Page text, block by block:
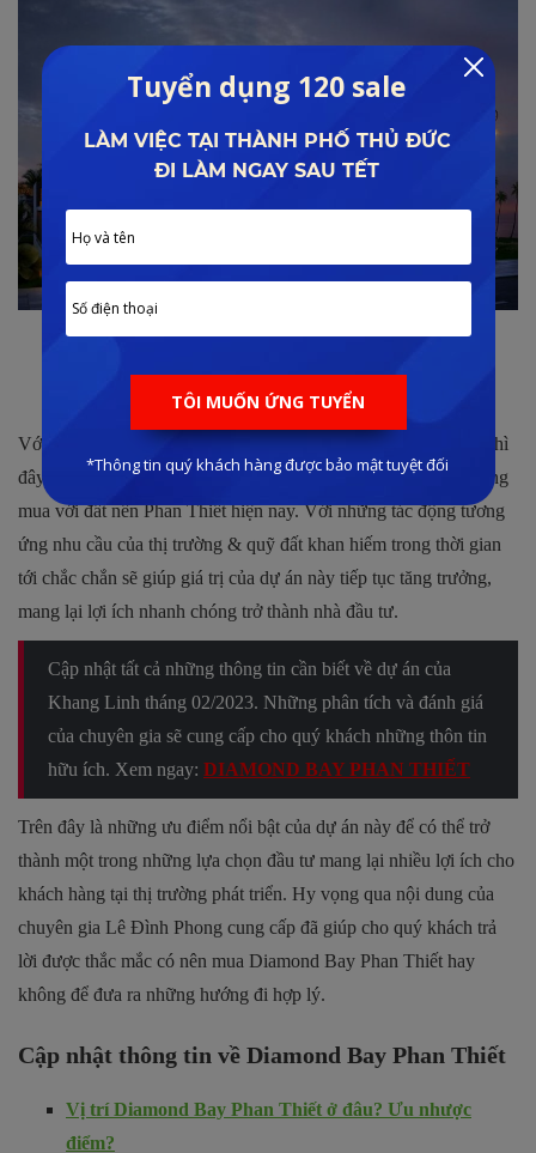
Thiết kế biệt thự Diamond Bay Phan Thiết
Giá bán phù hợp.
Với mức giá bán hiện nay giao động khoảng 13 – 17 triệu/m2 thì
đây là một mức giá rất tốt được nhiều chuyên gia xem là rất đáng
mua với đất nền Phan Thiết hiện nay. Với những tác động tương
ứng nhu cầu của thị trường & quỹ đất khan hiếm trong thời gian
tới chắc chắn sẽ giúp giá trị của dự án này tiếp tục tăng trưởng,
mang lại lợi ích nhanh chóng trở thành nhà đầu tư.
Cập nhật tất cả những thông tin cần biết về dự án của
Khang Linh tháng 02/2023. Những phân tích và đánh giá
của chuyên gia sẽ cung cấp cho quý khách những thôn tin
hữu ích. Xem ngay: DIAMOND BAY PHAN THIẾT
Trên đây là những ưu điểm nổi bật của dự án này để có thể trở
thành một trong những lựa chọn đầu tư mang lại nhiều lợi ích cho
khách hàng tại thị trường phát triển. Hy vọng qua nội dung của
chuyên gia Lê Đình Phong cung cấp đã giúp cho quý khách trả
lời được thắc mắc có nên mua Diamond Bay Phan Thiết hay
không để đưa ra những hướng đi hợp lý.
Cập nhật thông tin về Diamond Bay Phan Thiết
Vị trí Diamond Bay Phan Thiết ở đâu? Ưu nhược
điểm?